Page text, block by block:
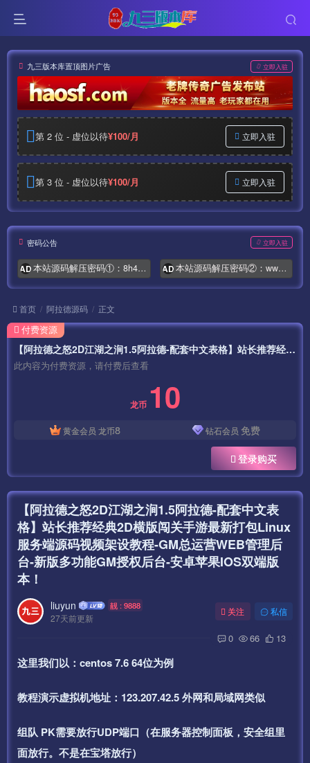
九三版本库置顶图片广告 立即入驻
第 2 位 - 虚位以待¥100/月 立即入驻
第 3 位 - 虚位以待¥100/月 立即入驻
密码公告 立即入驻
AD 本站源码解压密码①：8h4.com AD 本站源码解压密码②：www.syymw.com
首页 阿拉德源码 正文
【阿拉德之怒2D江湖之涧1.5阿拉德-配套中文表格】站长推荐经典2D横版闯关手游最新打包Linux服务端源码视频架设教程-GM总运营WEB管理后台-新版多功能GM授权后台-安卓苹果IOS双端版本！
此内容为付费资源，请付费后查看
龙币 10
黄金会员 龙币8 钻石会员 免费
登录购买
付费资源
【阿拉德之怒2D江湖之涧1.5阿拉德-配套中文表
格】站长推荐经典2D横版闯关手游最新打包Linux
服务端源码视频架设教程-GM总运营WEB管理后
台-新版多功能GM授权后台-安卓苹果IOS双端版
本！
liuyun 靓 : 9888
27天前更新
关注 私信
0 66 13
这里我们以：centos 7.6 64位为例
教程演示虚拟机地址：123.207.42.5 外网和局域网类似
组队 PK需要放行UDP端口（在服务器控制面板，安全组里
面放行。不是在宝塔放行）